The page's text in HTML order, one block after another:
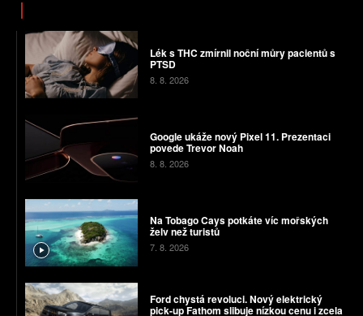
Lék s THC zmírnil noční můry pacientů s
PTSD
8. 8. 2026
Google ukáže nový Pixel 11. Prezentaci
povede Trevor Noah
8. 8. 2026
Na Tobago Cays potkáte víc mořských
želv než turistů
7. 8. 2026
Ford chystá revoluci. Nový elektrický
pick-up Fathom slibuje nízkou cenu i zcela